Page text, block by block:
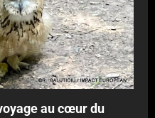
au cœur du